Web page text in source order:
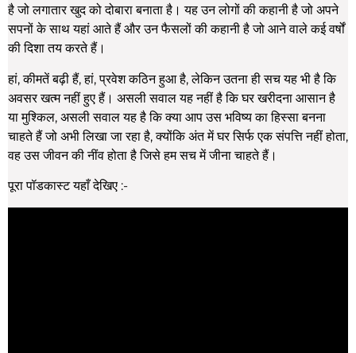
है जो लगातार खुद को दोबारा बनाता है। यह उन लोगों की कहानी है जो अपने
सपनों के साथ यहां आते हैं और उन फैसलों की कहानी है जो आने वाले कई वर्षों
की दिशा तय करते हैं।
हां, कीमतें बढ़ी हैं, हां, प्रवेश कठिन हुआ है, लेकिन उतना ही सच यह भी है कि
अवसर खत्म नहीं हुए हैं। असली सवाल यह नहीं है कि घर खरीदना आसान है
या मुश्किल, असली सवाल यह है कि क्या आप उस भविष्य का हिस्सा बनना
चाहते हैं जो अभी लिखा जा रहा है, क्योंकि अंत में घर सिर्फ एक संपत्ति नहीं होता,
वह उस जीवन की नींव होता है जिसे हम सच में जीना चाहते हैं।
पूरा पॉडकास्ट यहाँ देखिए :-